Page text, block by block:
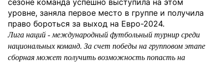
сезоне команда успешно выступила на этом
уровне, заняла первое место в группе и получила
право бороться за выход на Евро-2024.
Лига наций - международный футбольный турнир среди
национальных команд. За счет победы на групповом этапе
сборная может получить возможность попасть на